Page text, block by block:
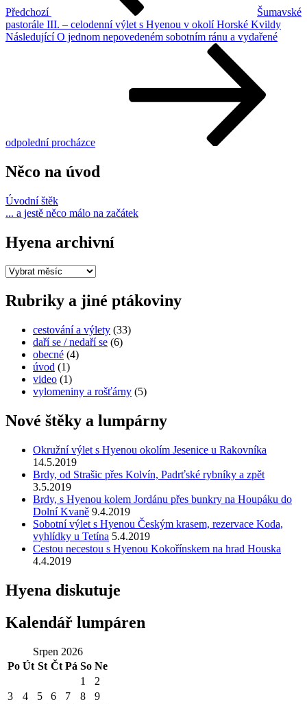
Předchozí
Šumavské
pastorále III. – celodenní výlet s Hyenou v okolí Horské Kvildy
Následující
Následující O jednom nepovedeném sobotním ránu a vydařené
odpolední procházce
Něco na úvod
Úvodní štěk
... a jestě něco málo na začátek
Hyena archivní
Hyena
Rubriky a jiné ptákoviny
cestování a výlety (33)
daří se / nedaří se (6)
obecné (4)
úvod (1)
video (1)
vylomeniny a rošťárny (5)
Nové štěky a lumpárny
Okružní výlet s Hyenou okolím Jesenice u Rakovníka
14.5.2019
Brdy, od Strašic přes Kolvín, Padrťské rybníky a zpět
3.5.2019
Brdy, s Hyenou kolem Jordánu přes bunkry na Houpáku do
Dolní Kvaně 9.4.2019
Sobotní výlet s Hyenou Českým krasem, rezervace Koda,
vyhlídky u Tetína 5.4.2019
Cestou necestou s Hyenou Kokořínskem na hrad Houska
4.4.2019
Hyena diskutuje
Kalendář lumpáren
Srpen 2026
Po Út St Čt Pá So Ne
1
2
3
4 5 6 7 8
9